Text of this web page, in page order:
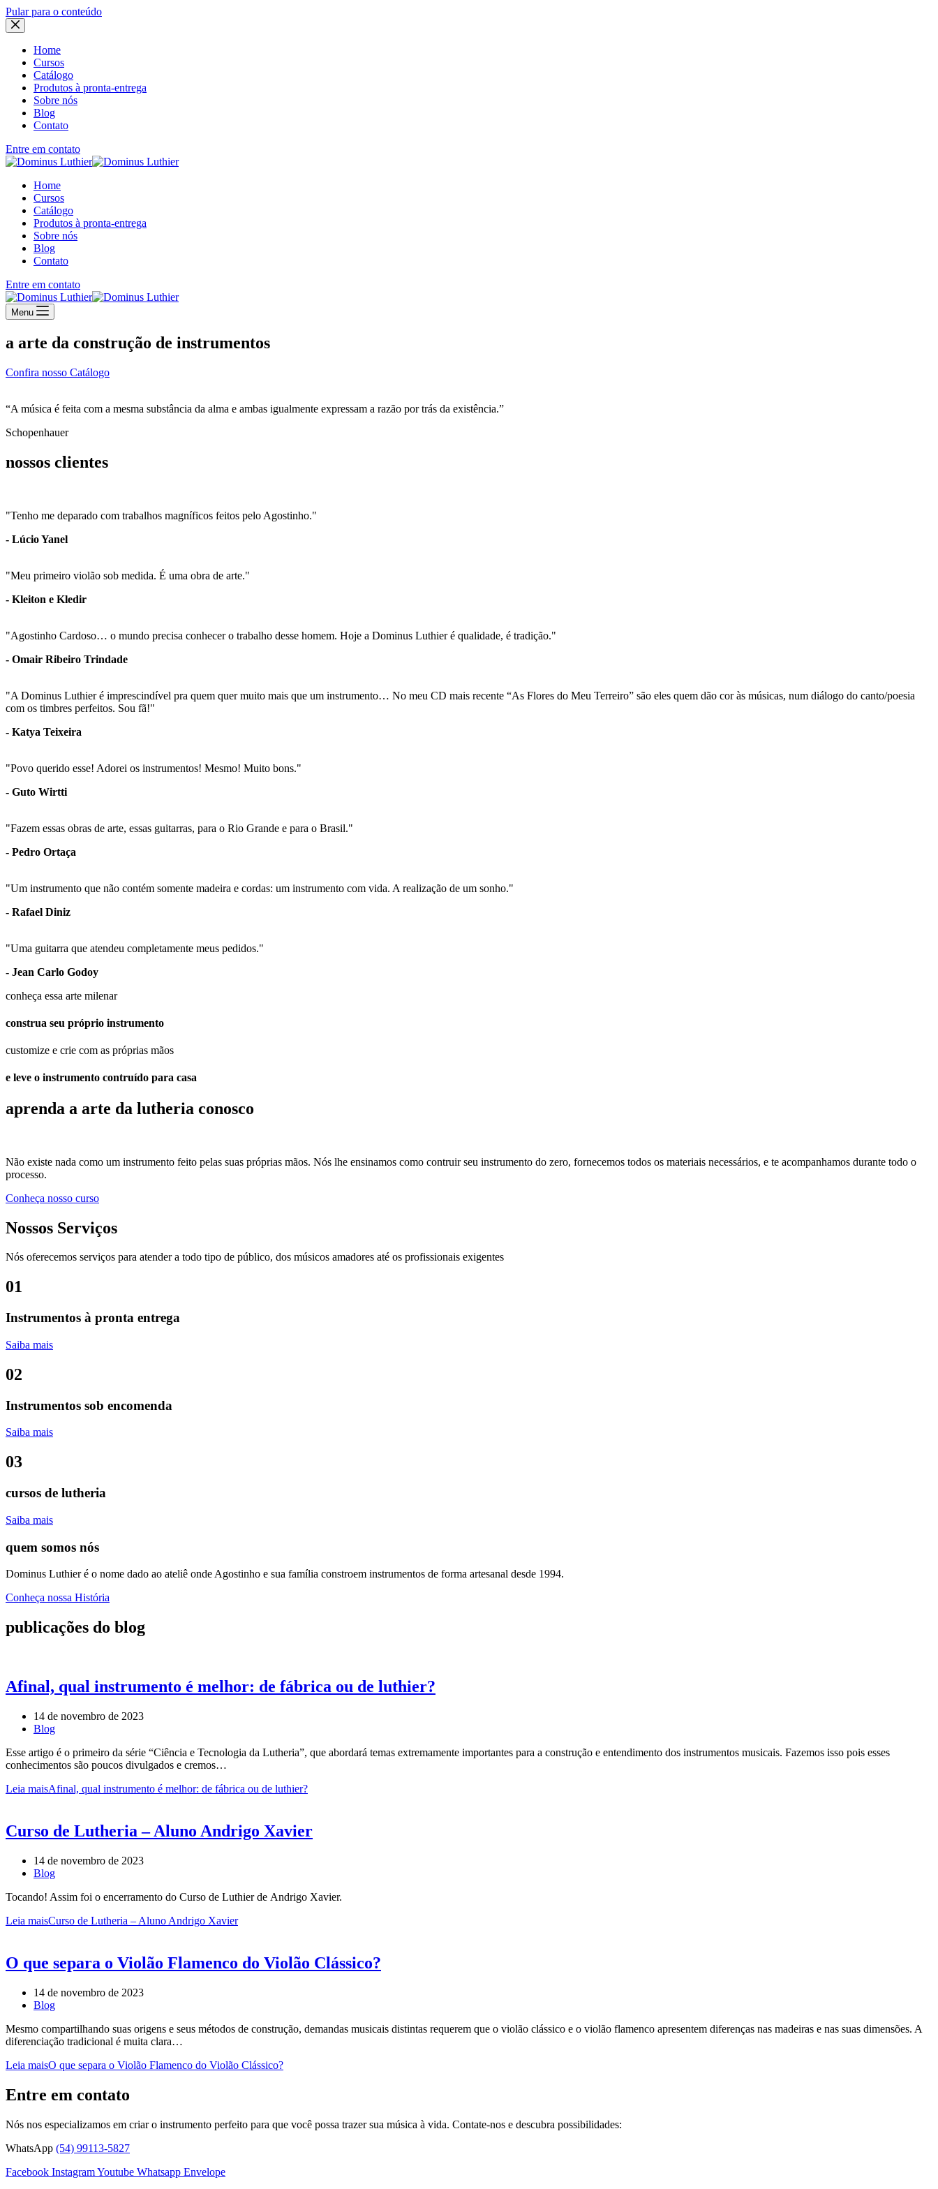
Pular para o conteúdo
Home
Cursos
Catálogo
Produtos à pronta-entrega
Sobre nós
Blog
Contato
Entre em contato
Home
Cursos
Catálogo
Produtos à pronta-entrega
Sobre nós
Blog
Contato
Entre em contato
Menu
a arte da construção de instrumentos
Confira nosso Catálogo
“⁠A música é feita com a mesma substância da alma e ambas igualmente expressam a razão por trás da existência.”
Schopenhauer
nossos clientes
"Tenho me deparado com trabalhos magníficos feitos pelo Agostinho."
- Lúcio Yanel
"Meu primeiro violão sob medida. É uma obra de arte."
- Kleiton e Kledir
"Agostinho Cardoso… o mundo precisa conhecer o trabalho desse homem. Hoje a Dominus Luthier é qualidade, é tradição."
- Omair Ribeiro Trindade
"A Dominus Luthier é imprescindível pra quem quer muito mais que um instrumento… No meu CD mais recente “As Flores do Meu Terreiro” são eles quem dão cor às músicas, num diálogo do canto/poesia
com os timbres perfeitos. Sou fã!"
- Katya Teixeira
"Povo querido esse! Adorei os instrumentos! Mesmo! Muito bons."
- Guto Wirtti
"Fazem essas obras de arte, essas guitarras, para o Rio Grande e para o Brasil."
- Pedro Ortaça
"Um instrumento que não contém somente madeira e cordas: um instrumento com vida. A realização de um sonho."
- Rafael Diniz
"Uma guitarra que atendeu completamente meus pedidos."
- Jean Carlo Godoy
conheça essa arte milenar
construa seu próprio instrumento
customize e crie com as próprias mãos
e leve o instrumento contruído para casa
aprenda a arte da lutheria conosco
Não existe nada como um instrumento feito pelas suas próprias mãos. Nós lhe ensinamos como contruir seu instrumento do zero, fornecemos todos os materiais necessários, e te acompanhamos durante todo o
processo.
Conheça nosso curso
Nossos Serviços
Nós oferecemos serviços para atender a todo tipo de público, dos músicos amadores até os profissionais exigentes
01
Instrumentos à pronta entrega
Saiba mais
02
Instrumentos sob encomenda
Saiba mais
03
cursos de lutheria
Saiba mais
quem somos nós
Dominus Luthier é o nome dado ao ateliê onde Agostinho e sua família constroem instrumentos de forma artesanal desde 1994.
Conheça nossa História
publicações do blog
Afinal, qual instrumento é melhor: de fábrica ou de luthier?
14 de novembro de 2023
Blog
Esse artigo é o primeiro da série “Ciência e Tecnologia da Lutheria”, que abordará temas extremamente importantes para a construção e entendimento dos instrumentos musicais. Fazemos isso pois esses
conhecimentos são poucos divulgados e cremos…
Leia maisAfinal, qual instrumento é melhor: de fábrica ou de luthier?
Curso de Lutheria – Aluno Andrigo Xavier
14 de novembro de 2023
Blog
Tocando! Assim foi o encerramento do Curso de Luthier de Andrigo Xavier.
Leia maisCurso de Lutheria – Aluno Andrigo Xavier
O que separa o Violão Flamenco do Violão Clássico?
14 de novembro de 2023
Blog
Mesmo compartilhando suas origens e seus métodos de construção, demandas musicais distintas requerem que o violão clássico e o violão flamenco apresentem diferenças nas madeiras e nas suas dimensões. A
diferenciação tradicional é muita clara…
Leia maisO que separa o Violão Flamenco do Violão Clássico?
Entre em contato
Nós nos especializamos em criar o instrumento perfeito para que você possa trazer sua música à vida. Contate-nos e descubra possibilidades:
WhatsApp (54) 99113-5827
Facebook InstagramYoutube Whatsapp Envelope